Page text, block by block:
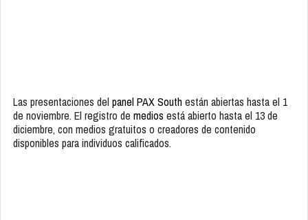
Las presentaciones del panel PAX Southestán abiertas hasta el 1
de noviembre. El registro de medios está abierto hasta el 13 de
diciembre, con medios gratuitos o creadores de contenido
disponibles para individuos calificados.